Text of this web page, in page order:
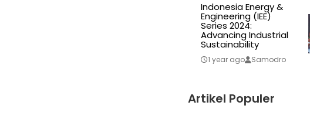
Indonesia Energy &
Engineering (IEE)
Series 2024:
Advancing Industrial
Sustainability
1 year ago Samodro
Artikel Populer